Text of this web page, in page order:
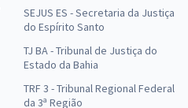
SEJUS ES - Secretaria da Justiça
do Espírito Santo
TJ BA - Tribunal de Justiça do
Estado da Bahia
TRF 3 - Tribunal Regional Federal
da 3ª Região